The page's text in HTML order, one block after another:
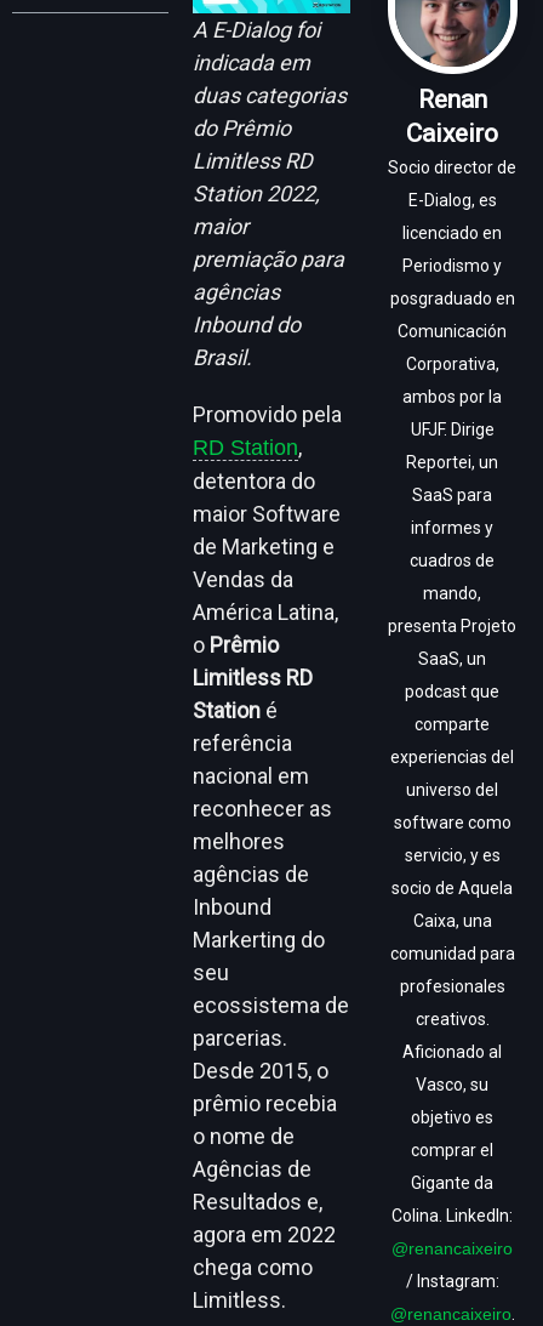
A E-Dialog foi
indicada em
duas categorias
do Prêmio
Limitless RD
Station 2022,
maior
premiação para
agências
Inbound do
Brasil.
Promovido pela
RD Station,
detentora do
maior Software
de Marketing e
Vendas da
América Latina,
o Prêmio
Limitless RD
Station é
referência
nacional em
reconhecer as
melhores
agências de
Inbound
Markerting do
seu
ecossistema de
parcerias.
Desde 2015, o
prêmio recebia
o nome de
Agências de
Resultados e,
agora em 2022
chega como
Limitless.
Renan
Caixeiro
Socio director de
E-Dialog, es
licenciado en
Periodismo y
posgraduado en
Comunicación
Corporativa,
ambos por la
UFJF. Dirige
Reportei, un
SaaS para
informes y
cuadros de
mando,
presenta Projeto
SaaS, un
podcast que
comparte
experiencias del
universo del
software como
servicio, y es
socio de Aquela
Caixa, una
comunidad para
profesionales
creativos.
Aficionado al
Vasco, su
objetivo es
comprar el
Gigante da
Colina. LinkedIn:
@renancaixeiro
/ Instagram:
@renancaixeiro.